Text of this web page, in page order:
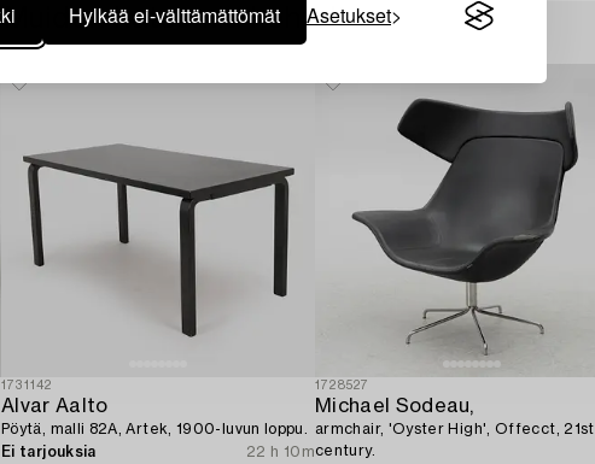
Hylkää ei-välttämättömät Asetukset
Muiden katsomia kohteita
1731142
Alvar Aalto
Pöytä, malli 82A, Artek, 1900-luvun loppu.
Ei tarjouksia
22 h 10m
1728527
Michael Sodeau,
armchair, 'Oyster High', Offecct, 21st
century.